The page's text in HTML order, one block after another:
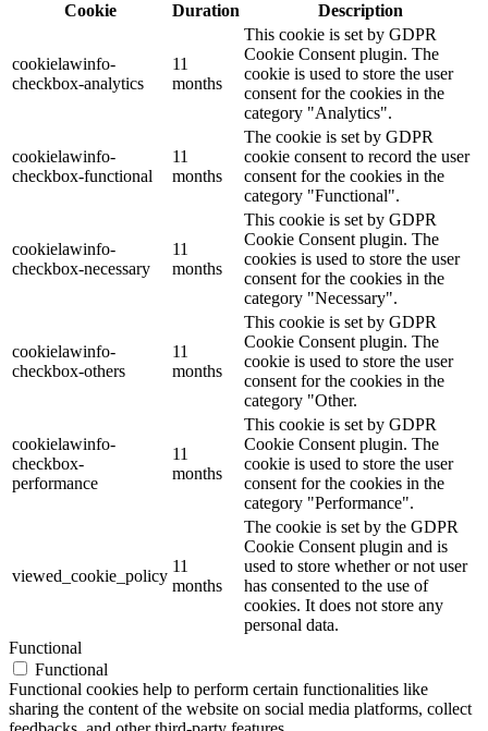
Cookie
Duration Description
cookielawinfo-
checkbox-analytics
11
months
This cookie is set by GDPR
Cookie Consent plugin. The
cookie is used to store the user
consent for the cookies in the
category "Analytics".
cookielawinfo-
checkbox-functional
11
months
The cookie is set by GDPR
cookie consent to record the user
consent for the cookies in the
category "Functional".
cookielawinfo-
checkbox-necessary
11
months
This cookie is set by GDPR
Cookie Consent plugin. The
cookies is used to store the user
consent for the cookies in the
category "Necessary".
cookielawinfo-
checkbox-others
11
months
This cookie is set by GDPR
Cookie Consent plugin. The
cookie is used to store the user
consent for the cookies in the
category "Other.
cookielawinfo-
checkbox-
performance
11
months
This cookie is set by GDPR
Cookie Consent plugin. The
cookie is used to store the user
consent for the cookies in the
category "Performance".
viewed_cookie_policy
11
months
The cookie is set by the GDPR
Cookie Consent plugin and is
used to store whether or not user
has consented to the use of
cookies. It does not store any
personal data.
Functional
Functional
Functional cookies help to perform certain functionalities like
sharing the content of the website on social media platforms, collect